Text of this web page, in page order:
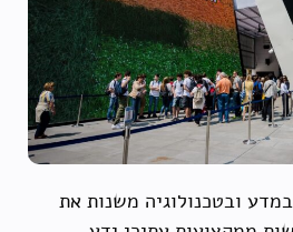
ובטכנולוגיה משנות את